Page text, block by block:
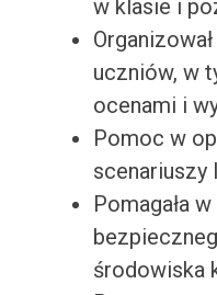
w klasie i
uczniów, w
ocenami i
Pomoc w
scenariuszy
Pomagała
środowiska